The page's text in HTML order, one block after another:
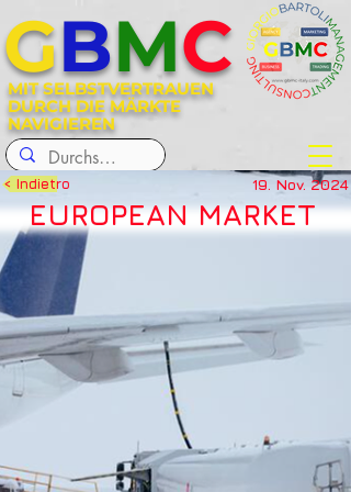
MIT SELBSTVERTRAUEN
DURCH DIE MÄRKTE
NAVIGIEREN
GBMC
< Indietro 19. Nov. 2024
EUROPEAN MARKET